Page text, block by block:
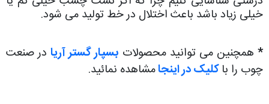
خیلی زیاد باشد باعث اختلال در خط تولید می شود.
*همچنین می توانید محصولات بسپار گستر آریا در صنعت
چوب را باکلیک در اینجامشاهده نمائید.